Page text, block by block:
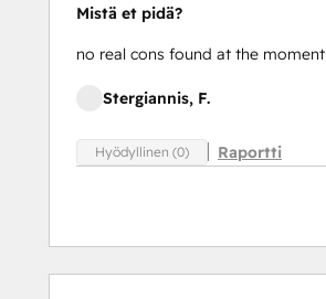
Mistä et pidä?
no real cons found at the moment
Stergiannis, F.
Hyödyllinen (0) Raportti